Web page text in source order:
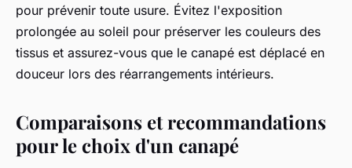
pour prévenir toute usure. Évitez l'exposition
prolongée au soleil pour préserver les couleurs des
tissus et assurez-vous que le canapé est déplacé en
douceur lors des réarrangements intérieurs.
Comparaisons et recommandations
pour le choix d'un canapé